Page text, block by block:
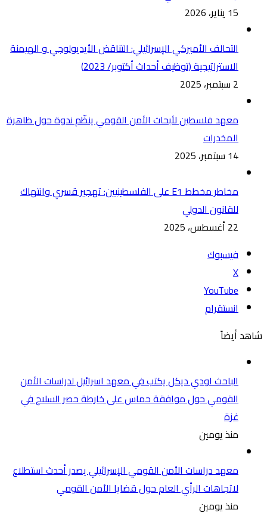
15 يناير، 2026
التحالف الأميركي الإسرائيلي: التناقض الأيديولوجي و الهيمنة
الاستراتيجية (توظيف أحداث أكتوبر/ 2023)
2 سبتمبر، 2025
معهد فلسطين لأبحاث الأمن القومي ينظّم ندوة حول ظاهرة
المخدرات
14 سبتمبر، 2025
مخاطر مخطط E1 على الفلسطينيين: تهجير قسري وانتهاك
للقانون الدولي
22 أغسطس، 2025
فيسبوك
‫X
‫YouTube
انستقرام
شاهد أيضاً
الباحث اودي ديكل يكتب في معهد اسرائيل لدراسات الأمن
القومي حول موافقة حماس على خارطة حصر السلاح في
غزة
منذ يومين
معهد دراسات الأمن القومي الإسرائيلي يصدر أحدث استطلاع
لاتجاهات الرأي العام حول قضايا الأمن القومي
منذ يومين